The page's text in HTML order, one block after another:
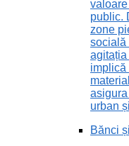
public.
zone
socială
implică
asigura
urban
Bănci